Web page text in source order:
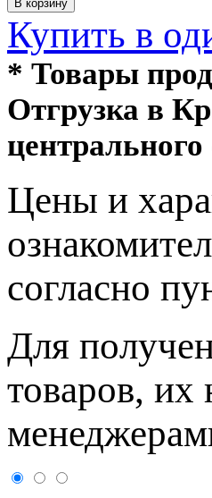
Купить в
* Товары
Отгрузка в
Цeны и
согласно
Для
товaров, их